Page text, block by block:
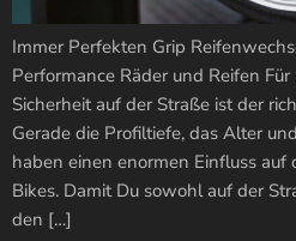
Immer Perfekten Grip
Performance Räder und Reifen
Sicherheit auf der Straße ist der
Gerade die Profiltiefe, das Alter
haben einen enormen Einfluss
Bikes. Damit Du sowohl auf der
den […]